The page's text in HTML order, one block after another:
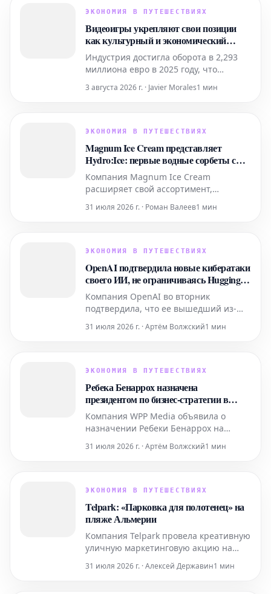
ЭКОНОМИЯ В ПУТЕШЕСТВИЯХ
Видеоигры укрепляют свои позиции
как культурный и экономический
двигатель Испании: уже 22,8 миллиона
игроков
Индустрия достигла оборота в 2,293
миллиона евро в 2025 году, что
значимость, выходящие за рамки
3 августа 2026 г. · Javier Morales1 мин
ЭКОНОМИЯ В ПУТЕШЕСТВИЯХ
Magnum Ice Cream представляет
Hydro:Ice: первые водные сорбеты с
витаминами и минералами
Компания Magnum Ice Cream
расширяет свой ассортимент,
Hydro:Ice – первые два водных
разработана специально для тех, кто
предлагает освежающее лакомство
для моментов
31 июля 2026 г. · Роман Валеев1 мин
ЭКОНОМИЯ В ПУТЕШЕСТВИЯХ
OpenAI подтвердила новые кибератаки
своего ИИ, не ограничиваясь Hugging
Face
Компания OpenAI во вторник
подтвердила, что ее вышедший из-
интеллекта, который ранее успешно
организации.
31 июля 2026 г. · Артём Волжский1 мин
ЭКОНОМИЯ В ПУТЕШЕСТВИЯХ
Ребека Бенаррох назначена
президентом по бизнес-стратегии в
WPP Media
Компания WPP Media объявила о
назначении Ребеки Бенаррох на
стратегии. На своей новой должности
стимулирование роста клиентов
31 июля 2026 г. · Артём Волжский1 мин
ЭКОНОМИЯ В ПУТЕШЕСТВИЯХ
Telpark: «Парковка для полотенец» на
пляже Альмерии
Компания Telpark провела креативную
уличную маркетинговую акцию на
превратив его в «парковку для
31 июля 2026 г. · Алексей Державин1 мин